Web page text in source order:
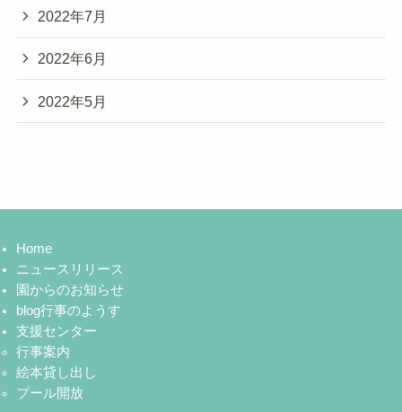
2022年7月
2022年6月
2022年5月
Home
ニュースリリース
園からのお知らせ
blog行事のようす
支援センター
行事案内
絵本貸し出し
プール開放